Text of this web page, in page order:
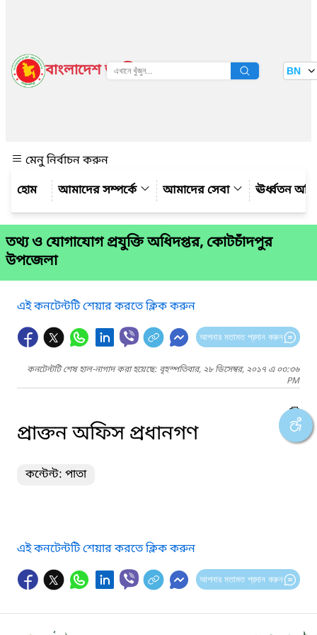
বাংলাদেশ জাতীয় তথ্য বাতায়ন BN
মেনু নির্বাচন করুন
আমাদের সম্পর্কে
আমাদের সেবা ঊর্ধ্বতন
তথ্য ও যোগাযোগ প্রযুক্তি অধিদপ্তর, কোটচাঁদপুর
উপজেলা
এই কনটেন্টটি শেয়ার করতে ক্লিক করুন
আপনার মতামত প্রদান করুন
কনটেন্টটি শেষ হাল-নাগাদ করা হয়েছে: বৃহস্পতিবার, ২৮ ডিসেম্বর, ২০১৭ এ ০৩:৩৬
PM
প্রাক্তন অফিস প্রধানগণ
কন্টেন্ট: পাতা
এই কনটেন্টটি শেয়ার করতে ক্লিক করুন
আপনার মতামত প্রদান করুন